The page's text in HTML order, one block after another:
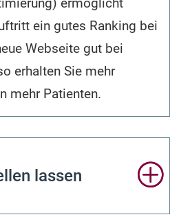
ermöglicht
ein gutes Ranking bei
Webseite gut bei
erhalten Sie mehr
mehr Patienten.
lassen